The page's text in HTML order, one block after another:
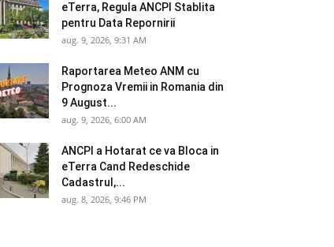
eTerra, Regula ANCPI Stablita
pentru Data Repornirii
aug. 9, 2026, 9:31 AM
Raportarea Meteo ANM cu
Prognoza Vremii in Romania din
9 August...
aug. 9, 2026, 6:00 AM
ANCPI a Hotarat ce va Bloca in
eTerra Cand Redeschide
Cadastrul,...
aug. 8, 2026, 9:46 PM